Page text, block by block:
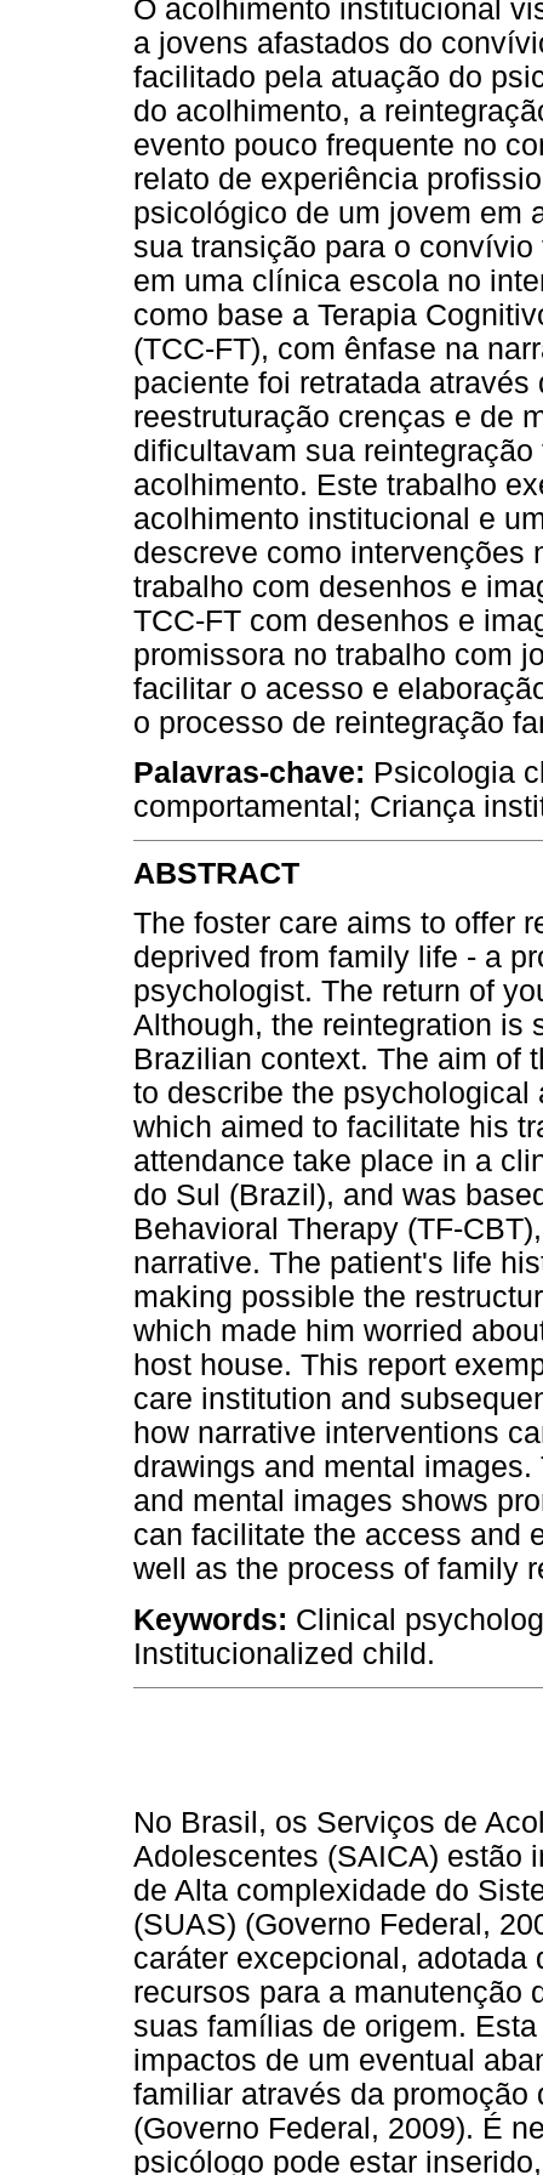
O acolhimento institucional
a jovens afastados do
facilitado pela atuação do
do acolhimento, a
evento pouco frequente no
relato de experiência
psicológico de um jovem em
sua transição para o
em uma clínica escola no
como base a Terapia
(TCC-FT), com ênfase na
paciente foi retratada
reestruturação crenças e de
dificultavam sua
acolhimento. Este trabalho
acolhimento institucional e
descreve como intervenções
trabalho com desenhos e
TCC-FT com desenhos e
promissora no trabalho com
facilitar o acesso e
o processo de reintegração
Palavras-chave: Psicologia
comportamental; Criança
ABSTRACT
The foster care aims to offer
deprived from family life - a
psychologist. The return of
Although, the reintegration is
Brazilian context. The aim of
to describe the
which aimed to facilitate his
attendance take place in a
do Sul (Brazil), and was
Behavioral Therapy (TF-
narrative. The patient's life
making possible the
which made him worried
host house. This report
care institution and
how narrative interventions
drawings and mental
and mental images shows
can facilitate the access and
well as the process of family
Keywords: Clinical
Institucionalized child.
No Brasil, os Serviços de
Adolescentes (SAICA) estão
de Alta complexidade do
(SUAS) (Governo Federal,
caráter excepcional, adotada
recursos para a manutenção
suas famílias de origem.
impactos de um eventual
familiar através da
(Governo Federal, 2009). É
psicólogo pode estar